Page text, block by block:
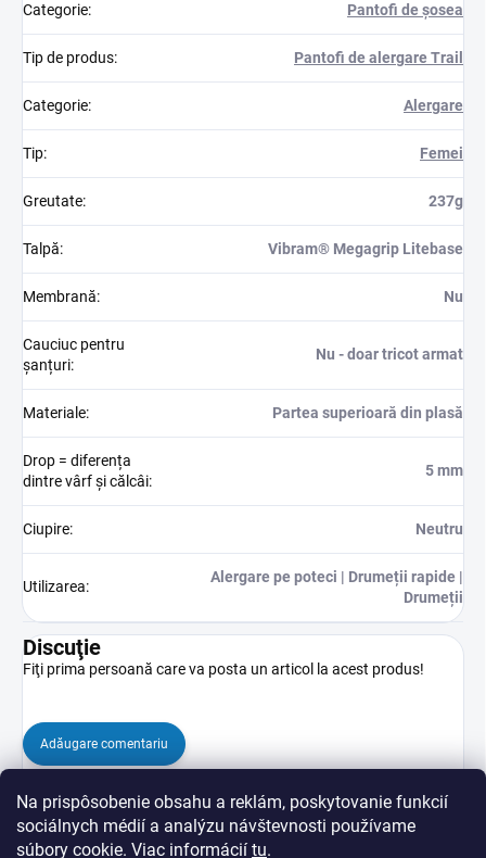
Na prispôsobenie obsahu a reklám, poskytovanie funkcií
sociálnych médií a analýzu návštevnosti používame
súbory cookie. Viac informácií tu.
Categorie: Pantofi de șosea
Tip de produs: Pantofi de alergare Trail
Categorie: Alergare
Tip: Femei
Greutate: 237g
Talpă: Vibram® Megagrip Litebase
Membrană: Nu
Cauciuc pentru
șanțuri:
Nu - doar tricot armat
Materiale: Partea superioară din plasă
Drop = diferența
dintre vârf și călcâi:
5 mm
Ciupire: Neutru
Utilizarea:
Alergare pe poteci | Drumeții rapide |
Drumeții
Discuţie
Fiţi prima persoană care va posta un articol la acest produs!
Adăugare comentariu